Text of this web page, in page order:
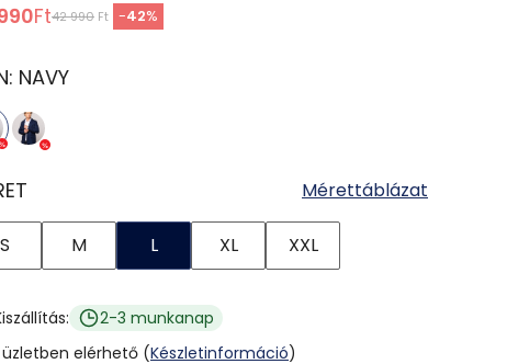
Ft42 990 Ft -42%
NAVY
Mérettáblázat
S M L XL XXL
2-3 munkanap
üzletben elérhető (Készletinformáció)